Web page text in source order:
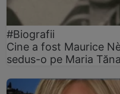
#Biografii
Cine a fost Maurice
sedus-o pe Maria